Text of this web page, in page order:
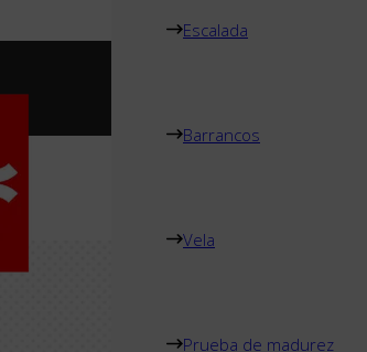
Escalada
Barrancos
Vela
Prueba de madurez